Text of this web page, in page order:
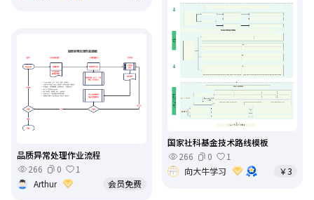
国家社科基金技术路线模板
266
0
1
向大牛学习
￥3
品质异常处理作业流程
266
0
1
Arthur
会员免费